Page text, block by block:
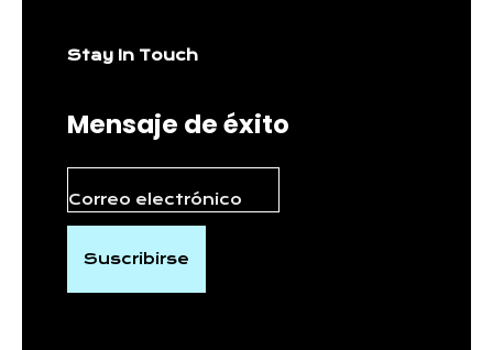
Stay In Touch
Mensaje de éxito
Suscribirse